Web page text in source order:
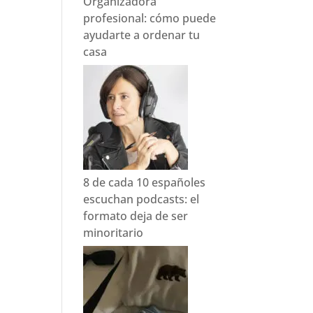
profesional: cómo puede
ayudarte a ordenar tu
casa
8 de cada 10 españoles
escuchan podcasts: el
formato deja de ser
minoritario